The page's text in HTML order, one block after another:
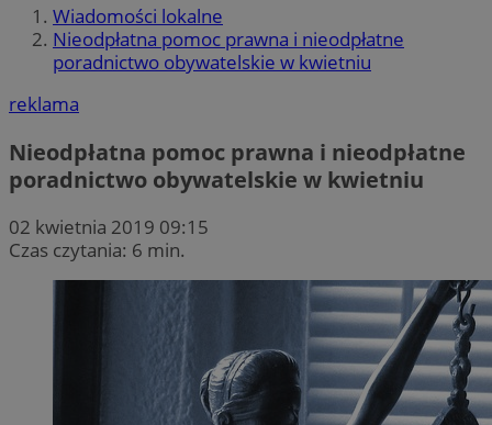
Wiadomości lokalne
Nieodpłatna pomoc prawna i nieodpłatne
poradnictwo obywatelskie w kwietniu
reklama
Nieodpłatna pomoc prawna i nieodpłatne
poradnictwo obywatelskie w kwietniu
02 kwietnia 2019 09:15
Czas czytania: 6 min.